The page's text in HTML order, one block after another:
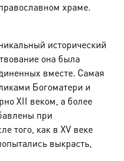
храме.
исторический
она была
вместе. Самая
Богоматери и
XII веком, а более
при
того, как в XV веке
выкрасть,